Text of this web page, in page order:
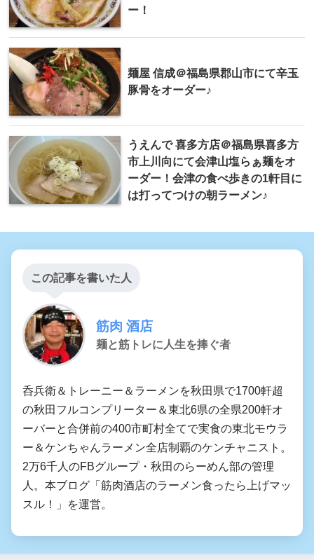
ー！
麺屋 信成＠福島県郡山市にて辛玉
豚骨をオーダー♪
うえんで 喜多方店＠福島県喜多方
市上川向にて会津山塩らぁ麺をオ
ーダー！会津の食べ歩きの1軒目に
は打ってつけの朝ラーメン♪
この記事を書いた人
筋肉 酒店
麺と筋トレに人生を捧ぐ者
呑兵衛＆トレーニー＆ラーメンを秋田県で1700軒超
の秋田フルコンプリーター＆東北6県の全県200軒オ
ーバーと合併前の400市町村全てで実食の東北モウラ
ー＆ケンちゃんラーメン全店制覇のケンチャニスト。
2万6千人のFBグループ・秋田のらーめん部の管理
人。本ブログ「筋肉酒店のラーメン食ったら上げマッ
スル！」を運営。